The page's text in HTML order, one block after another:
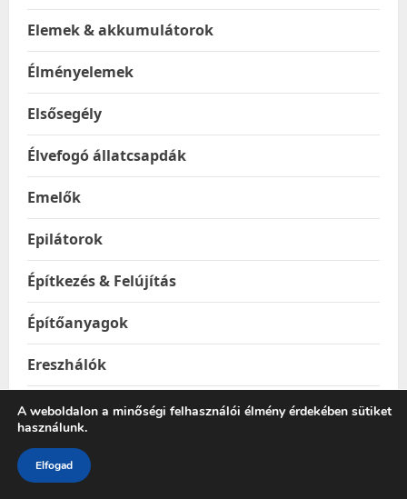
Elemek & akkumulátorok
Élményelemek
Elsősegély
Élvefogó állatcsapdák
Emelők
Epilátorok
Építkezés & Felújítás
Építőanyagok
Ereszhálók
Esővízgyűjtő tartályok
Esőztetők és locsolók
A weboldalon a minőségi felhasználói élmény érdekében sütiket
használunk.
Elfogad